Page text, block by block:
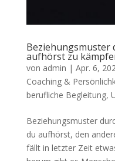
Beziehungsmuster
aufhörst zu
von admin | Apr. 6,
Coaching &
berufliche Begleitung,
Beziehungsmuster
du aufhörst, den
fällt in letzter Zeit